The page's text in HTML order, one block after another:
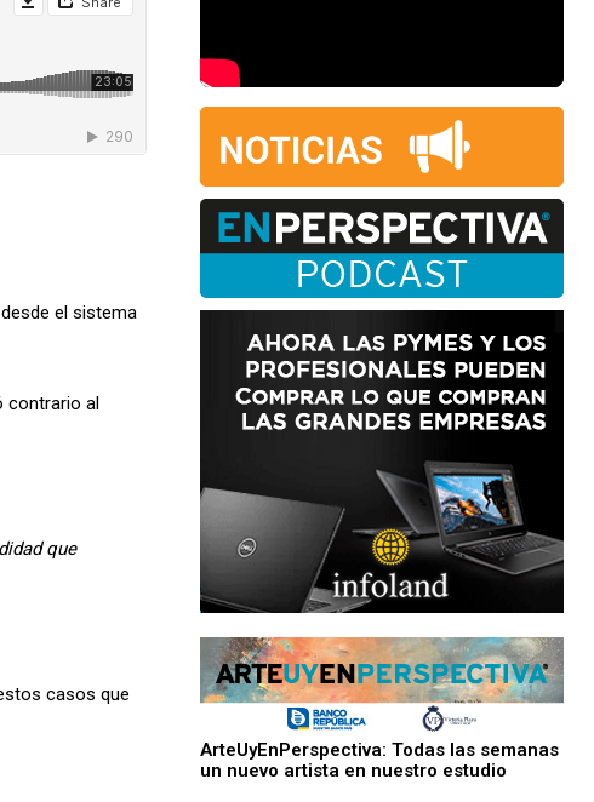
el sistema
contrario al
que
casos que
ArteUyEnPerspectiva: Todas las semanas
un nuevo artista en nuestro estudio